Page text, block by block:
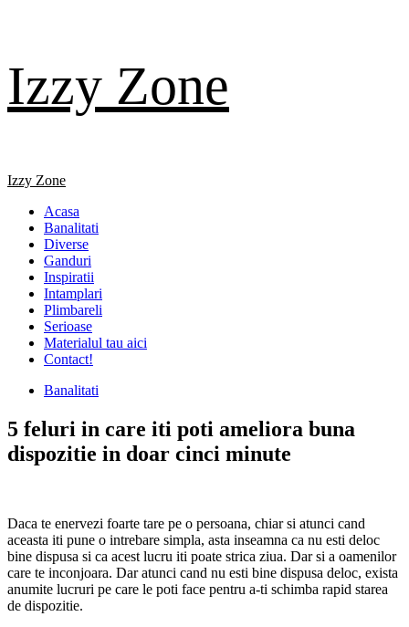
content
Izzy Zone
Primary
Izzy Zone
Acasa
Banalitati
Diverse
Ganduri
Inspiratii
Intamplari
Plimbareli
Serioase
Materialul tau aici
Contact!
Banalitati
5 feluri in care iti poti ameliora buna
dispozitie in doar cinci minute
Daca te enervezi foarte tare pe o persoana, chiar si atunci cand
aceasta iti pune o intrebare simpla, asta inseamna ca nu esti deloc
bine dispusa si ca acest lucru iti poate strica ziua. Dar si a oamenilor
care te inconjoara. Dar atunci cand nu esti bine dispusa deloc, exista
anumite lucruri pe care le poti face pentru a-ti schimba rapid starea
de dispozitie.